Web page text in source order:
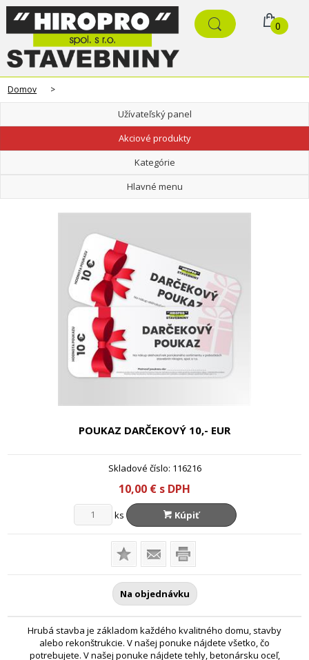
0
Domov >
Užívateľský panel
Akciové produkty
Kategórie
Hlavné menu
POUKAZ DARČEKOVÝ 10,- EUR
Skladové číslo: 116216
10,00 € s DPH
ks Kúpiť
Na objednávku
Hrubá stavba je základom každého kvalitného domu, stavby
alebo rekonštrukcie. V našej ponuke nájdete všetko, čo
potrebujete. V našej ponuke nájdete tehly, betonársku oceľ,